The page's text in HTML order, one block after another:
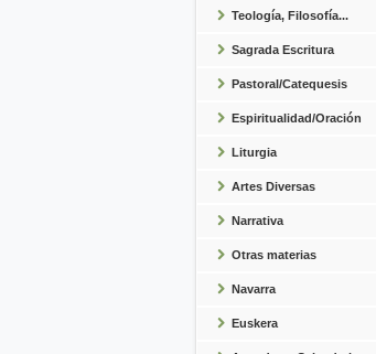
Teología, Filosofía...
Sagrada Escritura
Pastoral/Catequesis
Espiritualidad/Oración
Liturgia
Artes Diversas
Narrativa
Otras materias
Navarra
Euskera